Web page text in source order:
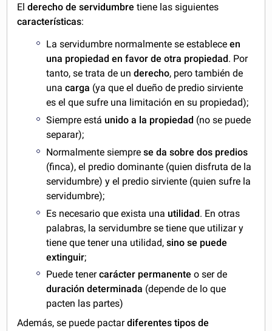
Elderecho de servidumbre tiene las siguientes
características:
La servidumbre normalmente se estableceen
una propiedad en favor de otra propiedad. Por
tanto, se trata de underecho, pero también de
unacarga (ya que el dueño de predio sirviente
es el que sufre una limitación en su propiedad);
Siempre está unido a la propiedad (no se puede
separar);
Normalmente siemprese da sobre dos predios
(finca), el predio dominante (quien disfruta de la
servidumbre) y el predio sirviente (quien sufre la
servidumbre);
Es necesario que exista una utilidad. En otras
palabras, la servidumbre se tiene que utilizar y
tiene que tener una utilidad,sino se puede
extinguir;
Puede tenercarácter permanente o ser de
duración determinada (depende de lo que
pacten las partes)
Además, se puede pactardiferentes tipos de